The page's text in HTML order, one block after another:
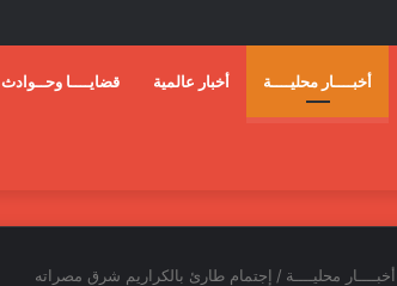
أخبــــار محليــــة أخبار عالمية قضايــــا وحــوادث
أخبــــار محليــــة / إجتمام طارئ بالكراريم شرق مصراته